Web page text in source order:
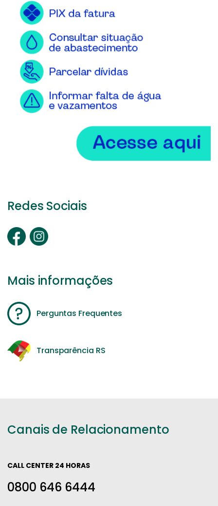
Redes Sociais
Mais informações
Perguntas Frequentes
Transparência RS
Canais de Relacionamento
CALL CENTER 24 HORAS
0800 646 6444